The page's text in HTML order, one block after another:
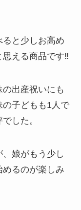
と少しお高め
える商品です‼
出産祝いにも
子どもも1人で
した。
娘がもう少し
るのが楽しみ